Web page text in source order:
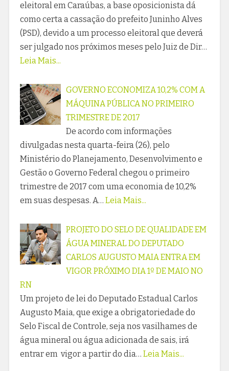
eleitoral em Caraúbas, a base oposicionista dá
como certa a cassação do prefeito Juninho Alves
(PSD), devido a um processo eleitoral que deverá
ser julgado nos próximos meses pelo Juiz de Dir…
Leia Mais...
GOVERNO ECONOMIZA 10,2% COM A
MÁQUINA PÚBLICA NO PRIMEIRO
TRIMESTRE DE 2017
De acordo com informações
divulgadas nesta quarta-feira (26), pelo
Ministério do Planejamento, Desenvolvimento e
Gestão o Governo Federal chegou o primeiro
trimestre de 2017 com uma economia de 10,2%
em suas despesas. A… Leia Mais...
PROJETO DO SELO DE QUALIDADE EM
ÁGUA MINERAL DO DEPUTADO
CARLOS AUGUSTO MAIA ENTRA EM
VIGOR PRÓXIMO DIA 1º DE MAIO NO
RN
Um projeto de lei do Deputado Estadual Carlos
Augusto Maia, que exige a obrigatoriedade do
Selo Fiscal de Controle, seja nos vasilhames de
água mineral ou água adicionada de sais, irá
entrar em vigor a partir do dia… Leia Mais...